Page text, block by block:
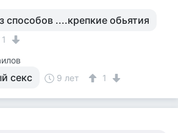
способов ....крепкие обьятия
1
секс 9 лет 1